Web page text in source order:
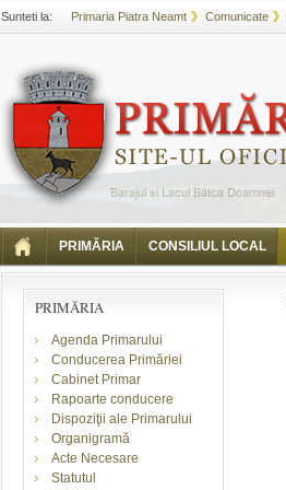
Sunteti la: Primaria Piatra Neamt Comunicate
PRIMĂRIA CONSILIUL LOCAL
PRIMĂRIA
Agenda Primarului
Conducerea Primăriei
Cabinet Primar
Rapoarte conducere
Dispoziţii ale Primarului
Organigramă
Acte Necesare
Statutul